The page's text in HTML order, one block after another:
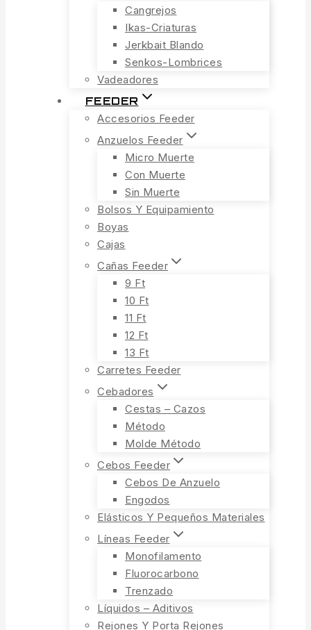
Cangrejos
Ikas-Criaturas
Jerkbait Blando
Senkos-Lombrices
Vadeadores
FEEDER
Accesorios Feeder
Anzuelos Feeder
Micro Muerte
Con Muerte
Sin Muerte
Bolsos Y Equipamiento
Boyas
Cajas
Cañas Feeder
9 Ft
10 Ft
11 Ft
12 Ft
13 Ft
Carretes Feeder
Cebadores
Cestas – Cazos
Método
Molde Método
Cebos Feeder
Cebos De Anzuelo
Engodos
Elásticos Y Pequeños Materiales
Líneas Feeder
Monofilamento
Fluorocarbono
Trenzado
Líquidos – Aditivos
Rejones Y Porta Rejones